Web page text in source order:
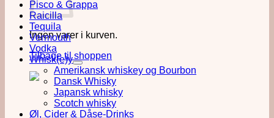
Ingen varer i kurven.
Tilbage til shoppen
Pisco & Grappa
Raicilla
Tequila
Vermouth
Vodka
Whisk(e)y
Amerikansk whiskey og Bourbon
Dansk Whisky
Japansk whisky
Scotch whisky
Øl, Cider & Dåse-Drinks